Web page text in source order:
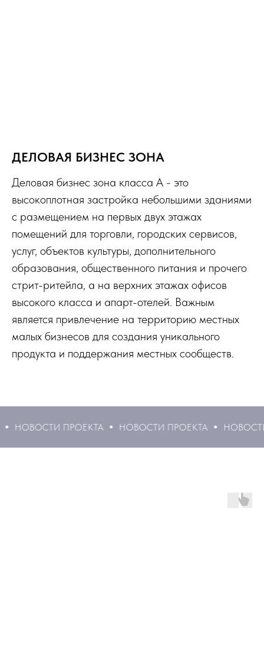
ДЕЛОВАЯ БИЗНЕС ЗОНА
Деловая бизнес зона класса А - это
высокоплотная застройка небольшими зданиями
с размещением на первых двух этажах
помещений для торговли, городских сервисов,
услуг, объектов культуры, дополнительного
образования, общественного питания и прочего
стрит-ритейла, а на верхних этажах офисов
высокого класса и апарт-отелей. Важным
является привлечение на территорию местных
малых бизнесов для создания уникального
продукта и поддержания местных сообществ.
ПРОЕКТА НОВОСТИ ПРОЕКТА НОВОСТИ